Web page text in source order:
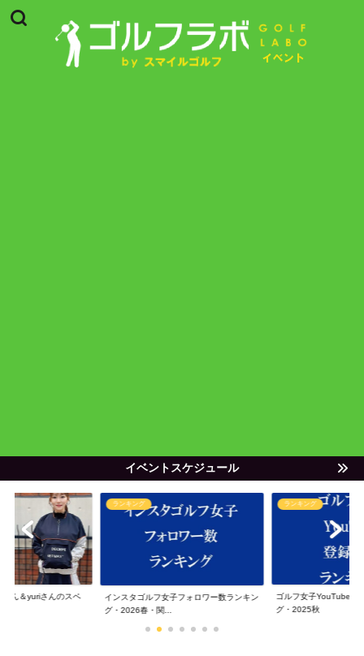
イベントスケジュール
ん＆yuriさんのスペ
ランキング
インスタゴルフ女子フォロワー数ランキン
グ・2026春・関...
ランキング
ゴルフ女子YouTube登
グ・2025秋